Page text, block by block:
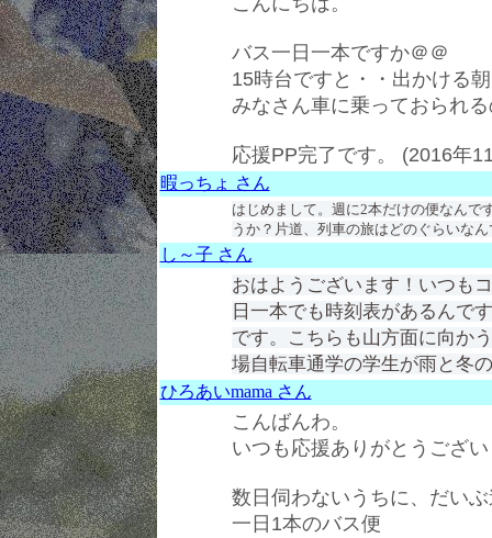
バス一日一本ですか＠＠
15時台ですと・・出かける
みなさん車に乗っておられ
応援PP完了です。 (2016年
暇っちょ さん
はじめまして。週に2本だけの便なんで
うか？片道、列車の旅はどのぐらいな
し～子 さん
おはようございます！いつも
日一本でも時刻表があるんで
です。こちらも山方面に向か
場自転車通学の学生が雨と冬
ひろあいmama さん
こんばんわ。
いつも応援ありがとうござ
数日伺わないうちに、だい
一日1本のバス便